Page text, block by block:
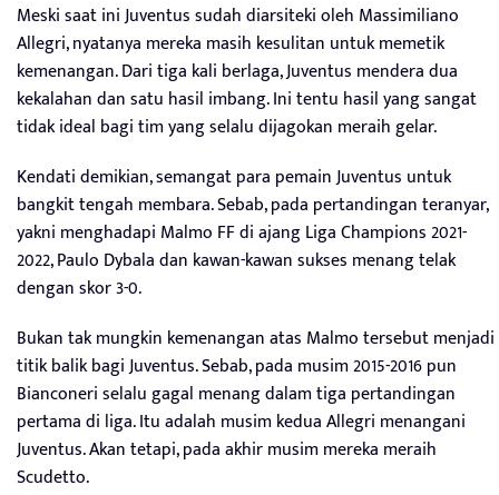
Meski saat ini Juventus sudah diarsiteki oleh Massimiliano
Allegri, nyatanya mereka masih kesulitan untuk memetik
kemenangan. Dari tiga kali berlaga, Juventus mendera dua
kekalahan dan satu hasil imbang. Ini tentu hasil yang sangat
tidak ideal bagi tim yang selalu dijagokan meraih gelar.
Kendati demikian, semangat para pemain Juventus untuk
bangkit tengah membara. Sebab, pada pertandingan teranyar,
yakni menghadapi Malmo FF di ajang Liga Champions 2021-
2022, Paulo Dybala dan kawan-kawan sukses menang telak
dengan skor 3-0.
Bukan tak mungkin kemenangan atas Malmo tersebut menjadi
titik balik bagi Juventus. Sebab, pada musim 2015-2016 pun
Bianconeri selalu gagal menang dalam tiga pertandingan
pertama di liga. Itu adalah musim kedua Allegri menangani
Juventus. Akan tetapi, pada akhir musim mereka meraih
Scudetto.